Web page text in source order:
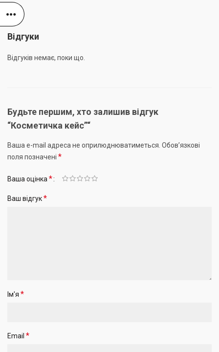
Відгуки
Відгуків немає, поки що.
Будьте першим, хто залишив відгук
“Косметичка кейс”“
Ваша e-mail адреса не оприлюднюватиметься. Обов’язкові
поля позначені *
Ваша оцінка *
Ваш відгук*
Ім'я *
Email *